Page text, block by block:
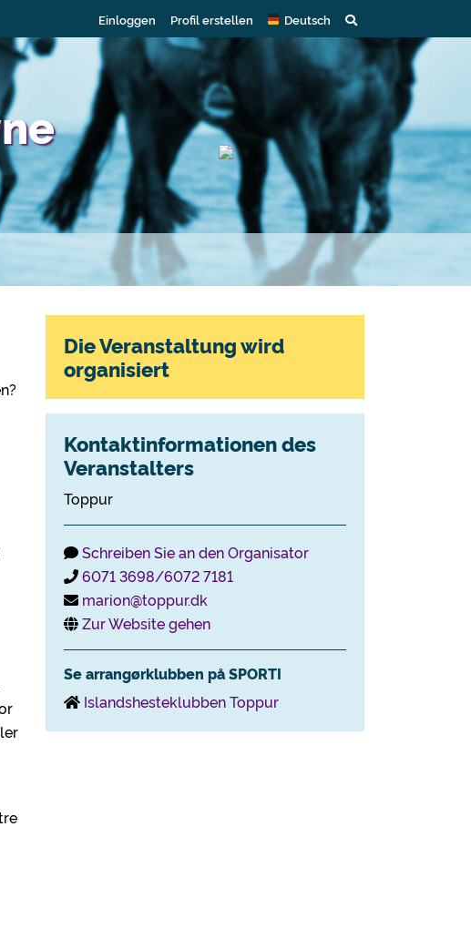
Einloggen Profil erstellen Deutsch
Die Veranstaltung wird
organisiert
Kontaktinformationen des
Veranstalters
Toppur
Schreiben Sie an den Organisator
6071 3698/6072 7181
marion@toppur.dk
Zur Website gehen
Se arrangørklubben på SPORTI
Islandshesteklubben Toppur